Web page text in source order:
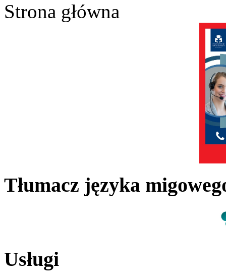
Strona główna
Tłumacz języka
Usługi